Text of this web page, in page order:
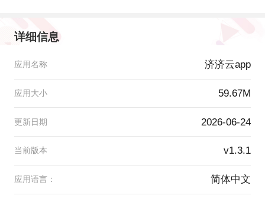
详细信息
应用名称 济济云app
应用大小 59.67M
更新日期 2026-06-24
当前版本 v1.3.1
应用语言： 简体中文